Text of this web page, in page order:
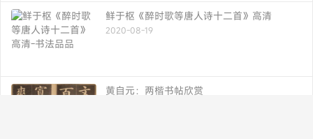
鲜于枢《醉时歌等唐人诗十二首》高清
2020-08-19
黄自元：两楷书帖欣赏